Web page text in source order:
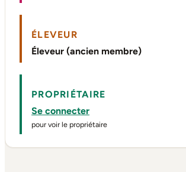
ÉLEVEUR
Éleveur (ancien membre)
PROPRIÉTAIRE
Se connecter
pour voir le propriétaire